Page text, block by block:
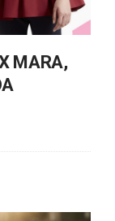
MARA,